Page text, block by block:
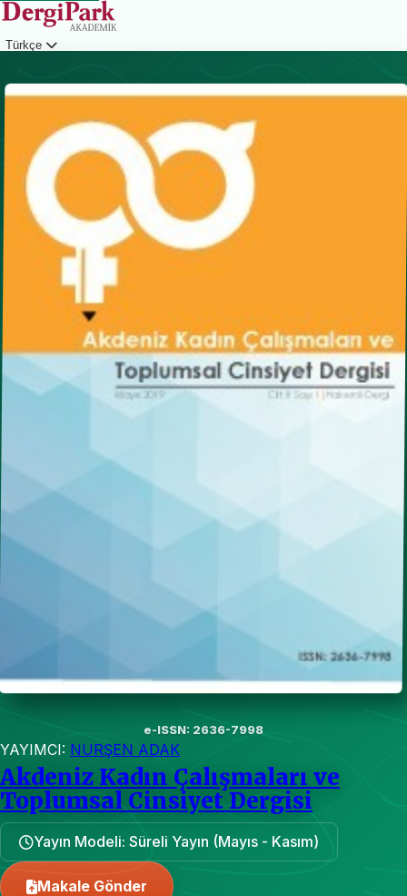
Türkçe
e-ISSN: 2636-7998
YAYIMCI: NURŞEN ADAK
Akdeniz Kadın Çalışmaları ve
Toplumsal Cinsiyet Dergisi
Yayın Modeli: Süreli Yayın (Mayıs - Kasım)
Makale Gönder